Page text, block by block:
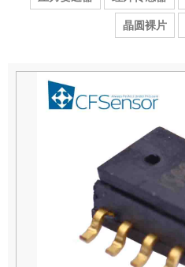
晶圆裸片